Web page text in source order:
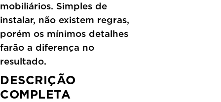
mobiliários. Simples de
instalar, não existem regras,
porém os mínimos detalhes
farão a diferença no
resultado.
DESCRIÇÃO
COMPLETA